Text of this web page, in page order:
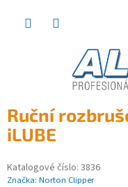
Ruční
iLUBE
Katalogové číslo: 3836
Značka: Norton Clipper